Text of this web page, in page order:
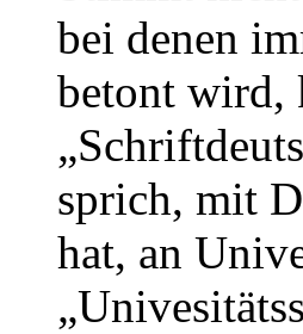
bei denen
betont wird,
sprich, mit
hat, an